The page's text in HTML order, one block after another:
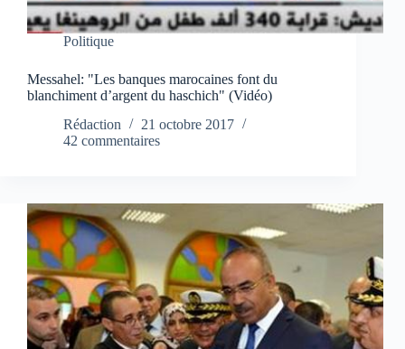
Politique
Messahel: "Les banques marocaines font du
blanchiment d’argent du haschich" (Vidéo)
Rédaction
21 octobre 2017
42 commentaires